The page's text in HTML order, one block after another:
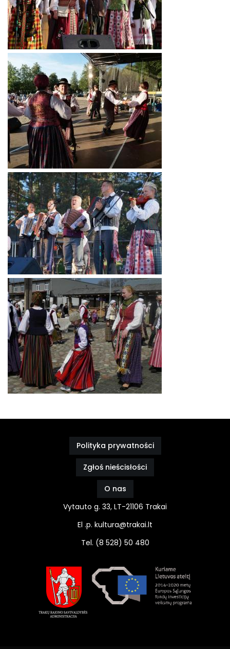
Polityka prywatności
Zgłoś nieścisłości
O nas
Vytauto g. 33, LT-21106 Trakai
El .p. kultura@trakai.lt
Tel. (8 528) 50 480